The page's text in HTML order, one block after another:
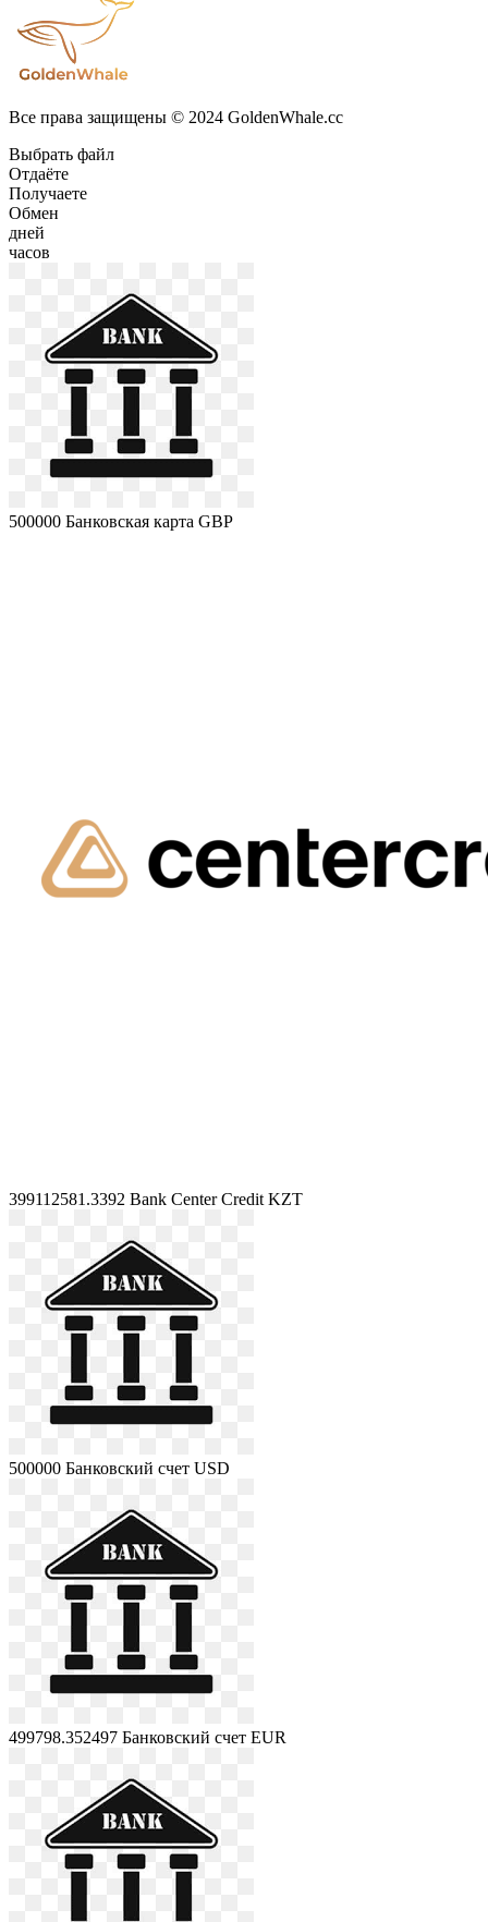
Все права защищены © 2024 GoldenWhale.cc
Выбрать файл
Отдаёте
Получаете
Обмен
дней
часов
500000 Банковская карта GBP
399112581.3392 Bank Center Credit KZT
500000 Банковский счет USD
499798.352497 Банковский счет EUR